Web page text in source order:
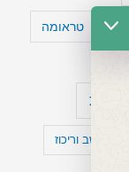
טראומה
עיצות
קשב וריכוז